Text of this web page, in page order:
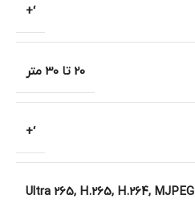
‘+
20 تا 30 متر
‘+
Ultra 265, H.265, H.264, MJPEG